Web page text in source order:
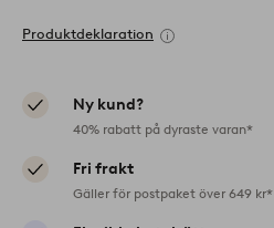
Produktdeklaration
Ny kund?
40% rabatt på dyraste varan*
Fri frakt
Gäller för postpaket över 649 kr*